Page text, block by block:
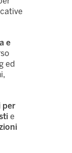
e
ed
per
e